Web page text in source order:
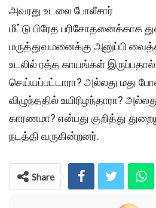
அவரது உடலை போலீசார்
மீட்டு பிரேத பரிசோதனைக்காக
மருத்துவமனைக்கு அனுப்பி
உடலில் ரத்த காயங்கள்
செய்யப்பட்டாரா? அல்லது மது
விழுந்ததில் உயிரிழந்தாரா?
காரணமா? என்பது குறித்து
நடத்தி வருகின்றனர்.
Share